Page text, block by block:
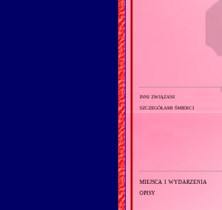
inni związani
szczegółami śmierci
miejsca i wydarzenia
opisy